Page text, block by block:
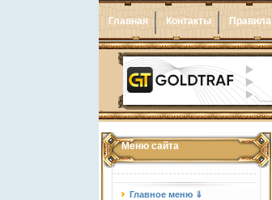
Главная Контакты Правила
Меню сайта
Главное меню ⇓